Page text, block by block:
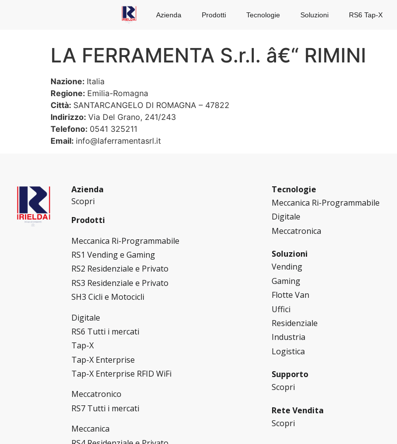
Azienda Prodotti Tecnologie Soluzioni RS6 Tap-X
LA FERRAMENTA S.r.l. â€“ RIMINI
Nazione: Italia
Regione: Emilia-Romagna
Città: SANTARCANGELO DI ROMAGNA – 47822
Indirizzo: Via Del Grano, 241/243
Telefono: 0541 325211
Email: info@laferramentasrl.it
Azienda
Scopri
Prodotti
Meccanica Ri-Programmabile
RS1 Vending e Gaming
RS2 Residenziale e Privato
RS3 Residenziale e Privato
SH3 Cicli e Motocicli
Digitale
RS6 Tutti i mercati
Tap-X
Tap-X Enterprise
Tap-X Enterprise RFID WiFi
Meccatronico
RS7 Tutti i mercati
Meccanica
Tecnologie
Meccanica Ri-Programmabile
Digitale
Meccatronica
Soluzioni
Vending
Gaming
Flotte Van
Uffici
Residenziale
Industria
Logistica
Supporto
Scopri
Rete Vendita
Scopri